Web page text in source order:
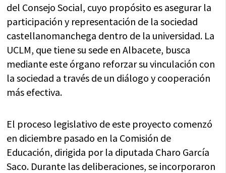
del Consejo Social, cuyo propósito es asegurar la
participación y representación de la sociedad
castellanomanchega dentro de la universidad. La
UCLM, que tiene su sede en Albacete, busca
mediante este órgano reforzar su vinculación con
la sociedad a través de un diálogo y cooperación
más efectiva.
El proceso legislativo de este proyecto comenzó
en diciembre pasado en la Comisión de
Educación, dirigida por la diputada Charo García
Saco. Durante las deliberaciones, se incorporaron